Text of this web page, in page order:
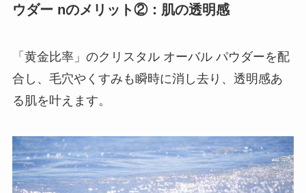
ウダー nのメリット②：肌の透明感
「黄金比率」のクリスタル オーバル パウダーを配
合し、毛穴やくすみも瞬時に消し去り、透明感あ
る肌を叶えます。